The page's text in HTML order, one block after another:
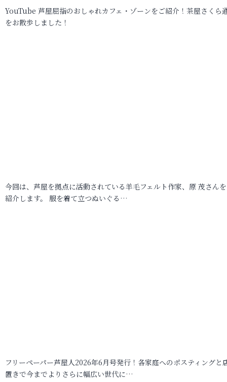
YouTube 芦屋屈指のおしゃれカフェ・ゾーンをご紹介！茶屋さくら
をお散歩しました！
今回は、芦屋を拠点に活動されている羊毛フェルト作家、原 茂さん
紹介します。 服を着て立つぬいぐる…
フリーペーパー芦屋人2026年6月号発行！各家庭へのポスティングと
置きで今までよりさらに幅広い世代に…